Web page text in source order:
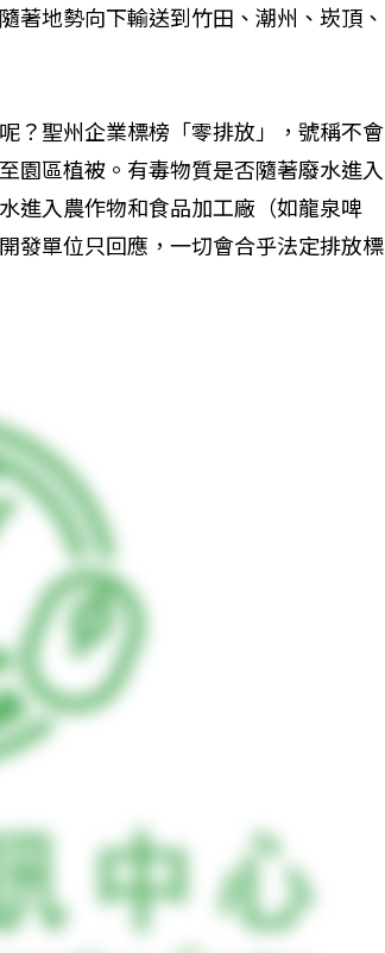
著地勢向下輸送到竹田、潮州、崁頂、
？聖州企業標榜「零排放」，號稱不會
園區植被。有毒物質是否隨著廢水進入
進入農作物和食品加工廠（如龍泉啤
發單位只回應，一切會合乎法定排放標